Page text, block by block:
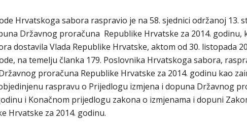
Hrvatskoga sabora raspravio je na 58. sjednici održanoj 13.
Državnog proračuna Republike Hrvatske za 2014. godinu,
dostavila Vlada Republike Hrvatske, aktom od 30. listopada
na temelju članka 179. Poslovnika Hrvatskoga sabora,
proračuna Republike Hrvatske za 2014. godinu kao
raspravu o Prijedlogu izmjena i dopuna Državnog
i Konačnom prijedlogu zakona o izmjenama i dopuni
Hrvatske za 2014. godinu.